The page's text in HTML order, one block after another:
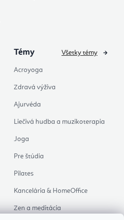
Témy
Acroyoga
Zdravá výživa
Ajurvéda
Liečivá hudba a muzikoterapia
Joga
Pre štúdia
Pilates
Kancelária & HomeOffice
Zen a meditácia
Všetky témy